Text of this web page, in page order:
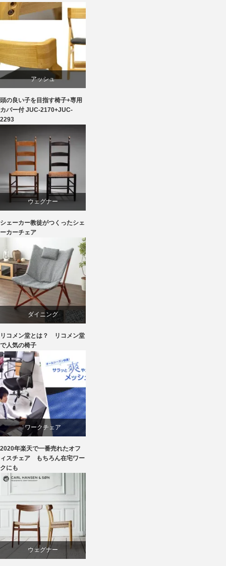
国産
天童木工
椅子
アッシュ
ダイニング
ライフスタイル
学習椅子
椅子
頭の良い子を目指す椅子+専用
カバー付 JUC-2170+JUC-
2293
ウェグナー
ダイニング
パイン
ボーエ・モーエンセン
メープル
ライフスタイル
家具
椅子
シェーカー教徒がつくったシェ
ーカーチェア
ダイニング
パーソナルチェア
マーケティング
リクライニングチェア
椅子
リコメン堂とは？ リコメン堂
で人気の椅子
ワークチェア
回転椅子
椅子
2020年楽天で一番売れたオフ
ィスチェア もちろん在宅ワー
クにも
ウェグナー